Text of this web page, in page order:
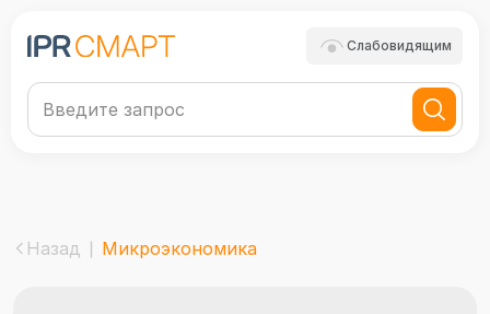
Слабовидящим
Назад Микроэкономика